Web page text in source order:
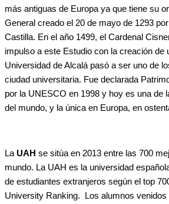
más antiguas de Europa ya que tiene su
General creado el 20 de mayo de 1293
Castilla. En el año 1499, el Cardenal
impulso a este Estudio con la creación de
Universidad de Alcalá pasó a ser uno de
ciudad universitaria. Fue declarada
por la UNESCO en 1998 y hoy es una de
del mundo, y la única en Europa, en
La UAH se sitúa en 2013 entre las 700
mundo. La UAH es la universidad
de estudiantes extranjeros según el top
University Ranking. Los alumnos venidos